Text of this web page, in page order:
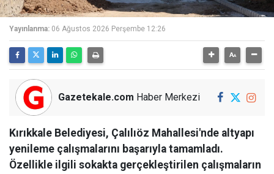
Yayınlanma: 06 Ağustos 2026 Perşembe 12:26
Gazetekale.com Haber Merkezi
Kırıkkale Belediyesi, Çalılıöz Mahallesi'nde altyapı
yenileme çalışmalarını başarıyla tamamladı.
Özellikle ilgili sokakta gerçekleştirilen çalışmaların